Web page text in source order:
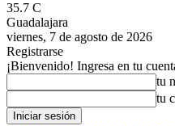
35.7 C
Guadalajara
viernes, 7 de agosto de 2026
Registrarse
¡Bienvenido! Ingresa en tu
tu
tu